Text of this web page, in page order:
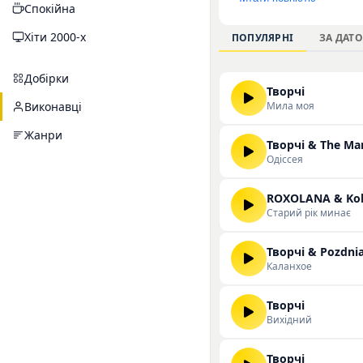
Спокійна
Хіти 2000-х
Добірки
Виконавці
Жанри
кількість
слухати та
ПОПУЛЯРНІ ЗА
Творчі
Мила моя
Творчі & The
Одіссея
Старий рік минає
Творчі &
Каланхое
Творчі
Вихідний
Творчі